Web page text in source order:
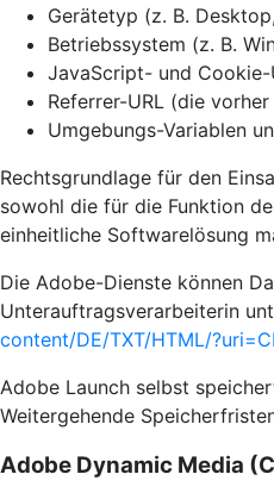
Gerätetyp (z. B.
Betriebssystem (z. B.
JavaScript- und
Referrer-URL (die
Umgebungs-Variablen
Rechtsgrundlage für den
sowohl die für die Funktion
einheitliche Softwarelösung
Die Adobe-Dienste können
Unterauftragsverarbeiterin
content/DE/TXT/HTML/
Adobe Launch selbst
Weitergehende
Adobe Dynamic Media